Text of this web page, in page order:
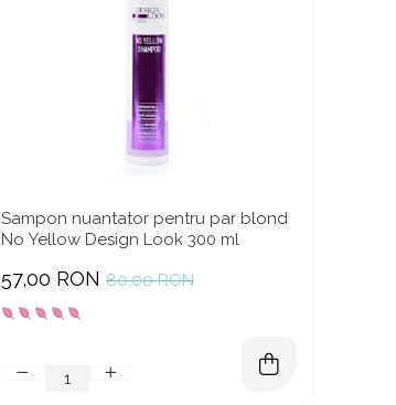
Sampon nuantator pentru par blond
No Yellow Design Look 300 ml
80,00 RON
57,00 RON